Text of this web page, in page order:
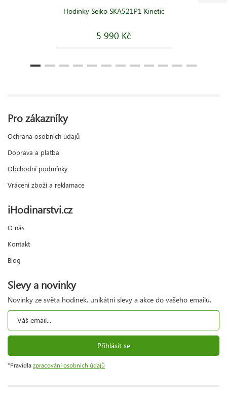
Hodinky Seiko SKA521P1 Kinetic
5 990 Kč
Pro zákazníky
Ochrana osobních údajů
Doprava a platba
Obchodní podmínky
Vrácení zboží a reklamace
iHodinarstvi.cz
O nás
Kontakt
Blog
Slevy a novinky
Novinky ze světa hodinek, unikátní slevy a akce do vašeho emailu.
Přihlásit se
*Pravidla zpracování osobních údajů